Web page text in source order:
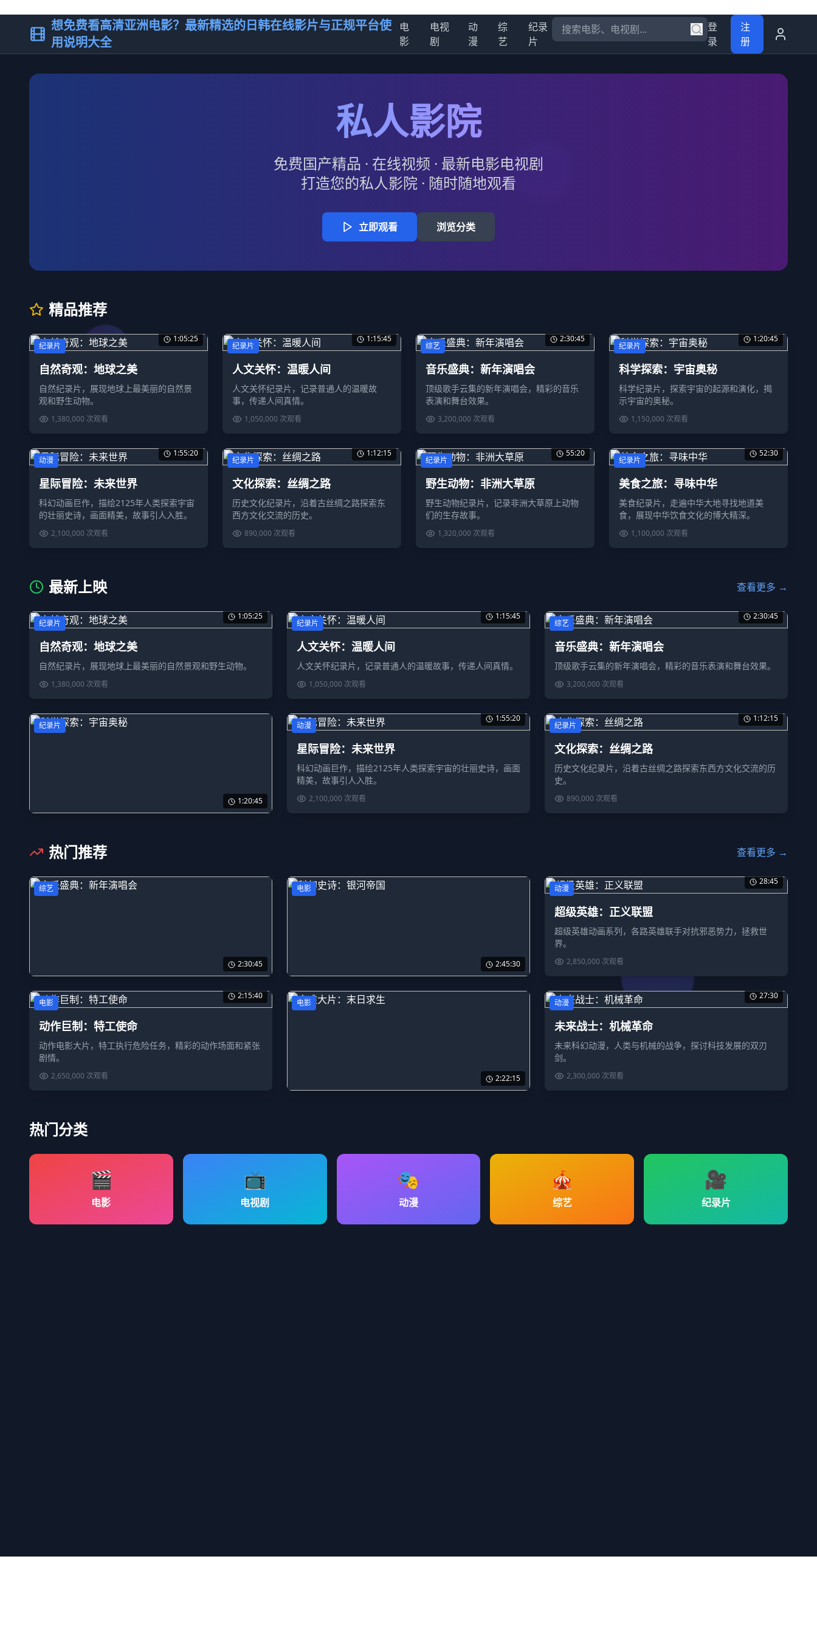
想免费看高清亚洲电影？最新精选的日韩在线影片与正规平台使
用说明大全
电
影
电视
剧
动
漫
综
艺
纪录
片
登
录
注
册
私人影院
免费国产精品 · 在线视频 · 最新电影电视剧
打造您的私人影院 · 随时随地观看
立即观看 浏览分类
精品推荐
1:05:25
纪录片
自然奇观：地球之美
自然纪录片，展现地球上最美丽的自然景
观和野生动物。
1,380,000 次观看
1:15:45
纪录片
人文关怀：温暖人间
人文关怀纪录片，记录普通人的温暖故
事，传递人间真情。
1,050,000 次观看
2:30:45
综艺
音乐盛典：新年演唱会
顶级歌手云集的新年演唱会，精彩的音乐
表演和舞台效果。
3,200,000 次观看
1:20:45
纪录片
科学探索：宇宙奥秘
科学纪录片，探索宇宙的起源和演化，揭
示宇宙的奥秘。
1,150,000 次观看
1:55:20
动漫
星际冒险：未来世界
科幻动画巨作，描绘2125年人类探索宇宙
的壮丽史诗，画面精美，故事引人入胜。
2,100,000 次观看
1:12:15
纪录片
文化探索：丝绸之路
历史文化纪录片，沿着古丝绸之路探索东
西方文化交流的历史。
890,000 次观看
55:20
纪录片
野生动物：非洲大草原
野生动物纪录片，记录非洲大草原上动物
们的生存故事。
1,320,000 次观看
52:30
纪录片
美食之旅：寻味中华
美食纪录片，走遍中华大地寻找地道美
食，展现中华饮食文化的博大精深。
1,100,000 次观看
最新上映 查看更多 →
1:05:25
纪录片
自然奇观：地球之美
自然纪录片，展现地球上最美丽的自然景观和野生动物。
1,380,000 次观看
1:15:45
纪录片
人文关怀：温暖人间
人文关怀纪录片，记录普通人的温暖故事，传递人间真情。
1,050,000 次观看
2:30:45
综艺
音乐盛典：新年演唱会
顶级歌手云集的新年演唱会，精彩的音乐表演和舞台效果。
3,200,000 次观看
1:20:45
纪录片
科学纪录片，探索宇宙的起源和演化，揭示宇宙的奥秘。
1:55:20
动漫
星际冒险：未来世界
科幻动画巨作，描绘2125年人类探索宇宙的壮丽史诗，画面
精美，故事引人入胜。
2,100,000 次观看
1:12:15
纪录片
文化探索：丝绸之路
历史文化纪录片，沿着古丝绸之路探索东西方文化交流的历
史。
890,000 次观看
热门推荐 查看更多 →
2:30:45
综艺
音乐盛典：新年演唱会
顶级歌手云集的新年演唱会，精彩的音乐表演和舞台效果。
3,200,000次观看
2:45:30
电影
科幻史诗：银河帝国
科幻史诗电影，宏大的银河系战争和人类文明的未来。
28:45
动漫
超级英雄：正义联盟
超级英雄动画系列，各路英雄联手对抗邪恶势力，拯救世
界。
2,850,000 次观看
2:15:40
电影
动作巨制：特工使命
动作电影大片，特工执行危险任务，精彩的动作场面和紧张
剧情。
2,650,000 次观看 2:22:15
电影
27:30
动漫
未来战士：机械革命
未来科幻动漫，人类与机械的战争，探讨科技发展的双刃
剑。
2,300,000 次观看
热门分类
🎬
电影
📺
电视剧
🎭
动漫
🎪
综艺
🎥
纪录片